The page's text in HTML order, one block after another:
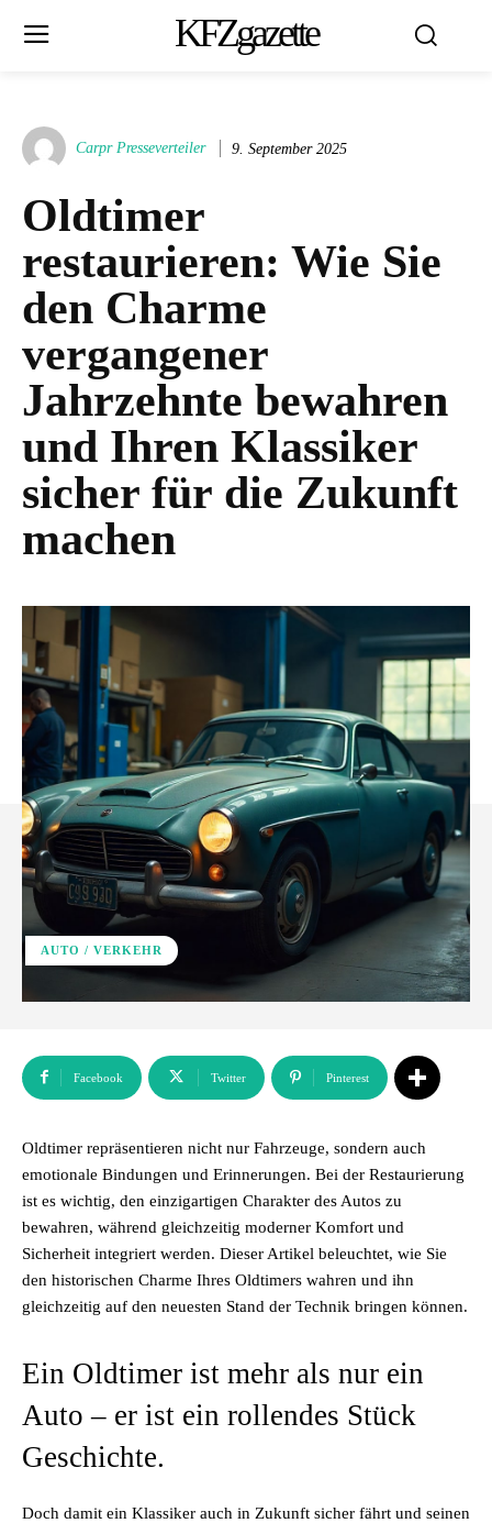
KFZgazette
Carpr Presseverteiler 9. September 2025
Oldtimer
restaurieren: Wie Sie
den Charme
vergangener
Jahrzehnte bewahren
und Ihren Klassiker
sicher für die Zukunft
machen
AUTO / VERKEHR
Facebook Twitter Pinterest
Oldtimer repräsentieren nicht nur Fahrzeuge, sondern auch
emotionale Bindungen und Erinnerungen. Bei der Restaurierung
ist es wichtig, den einzigartigen Charakter des Autos zu
bewahren, während gleichzeitig moderner Komfort und
Sicherheit integriert werden. Dieser Artikel beleuchtet, wie Sie
den historischen Charme Ihres Oldtimers wahren und ihn
gleichzeitig auf den neuesten Stand der Technik bringen können.
Ein Oldtimer ist mehr als nur ein
Auto – er ist ein rollendes Stück
Geschichte.
Doch damit ein Klassiker auch in Zukunft sicher fährt und seinen